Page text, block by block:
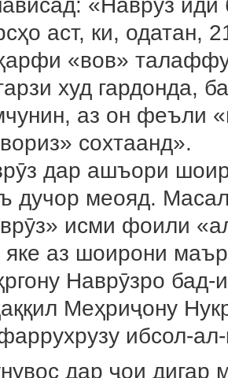
аст, ки, одатан,
«вов»
худ гардонда,
аз он феъли
сохтаанд».
дар ашъори
дучор меояд.
исми фоили
яке аз шоирони
Наврӯзро
Меҳриҷону
ибсол-
дар ҷои дигар